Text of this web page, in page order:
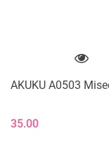
AKUKU A0503
35.00